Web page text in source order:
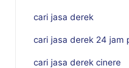
cari jasa derek
cari jasa derek 24 jam
cari jasa derek cinere